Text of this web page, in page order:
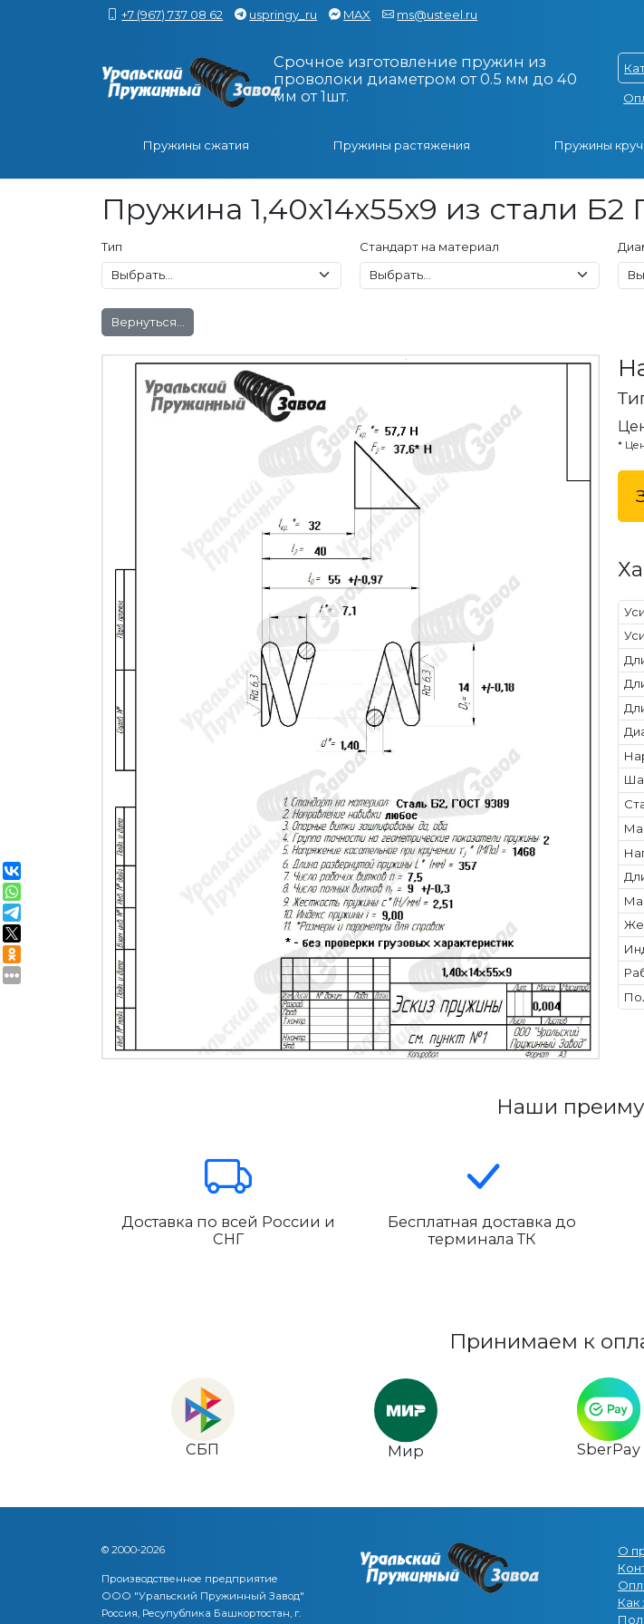
+7 (967) 737 08 62 uspringy_ru MAX ms@usteel.ru
Срочное изготовление пружин из
проволоки диаметром от 0.5 мм до 40
мм от 1шт.
Пружины сжатия Пружины растяжения Пружины
Пружина 1,40x14x55x9 из стали Б2
Тип Стандарт на материал
Вернуться...
*
Наши
Доставка по всей России и
СНГ
Бесплатная доставка до
терминала ТК
Принимаем к
СБП Мир SberPay
© 2000-2026
Производственное предприятие
ООО "Уральский Пружинный Завод"
Россия, Ресупублика Башкортостан, г.
О
Как